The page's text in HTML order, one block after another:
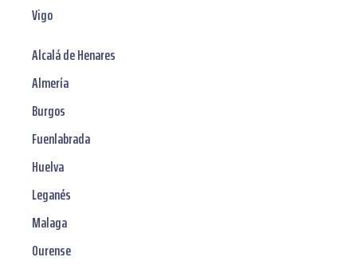
Vigo
Alcalá de Henares
Almería
Burgos
Fuenlabrada
Huelva
Leganés
Malaga
Ourense